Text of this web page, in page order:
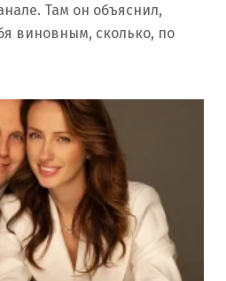
Там он объяснил,
виновным, сколько, по